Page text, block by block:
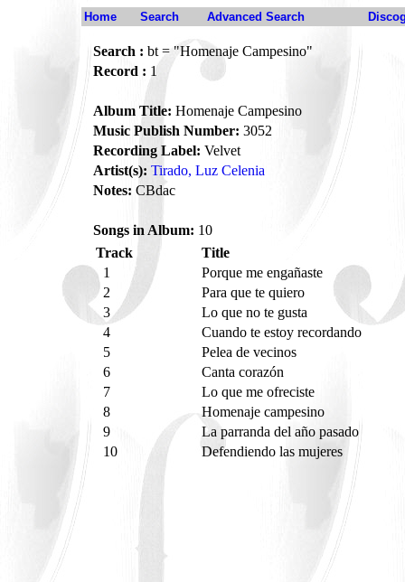
Home Search Advanced Search
Search : bt = "Homenaje Campesino"
Record : 1
Album Title: Homenaje Campesino
Music Publish Number: 3052
Recording Label: Velvet
Artist(s): Tirado, Luz Celenia
Notes: CBdac
Songs in Album: 10
Track
Title
1
Porque me engañaste
2
Para que te quiero
3
Lo que no te gusta
4
Cuando te estoy recordando
5
Pelea de vecinos
6
Canta corazón
7
Lo que me ofreciste
8
Homenaje campesino
9
La parranda del año pasado
10
Defendiendo las mujeres